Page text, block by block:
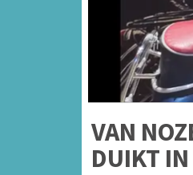
VAN
DUIKT